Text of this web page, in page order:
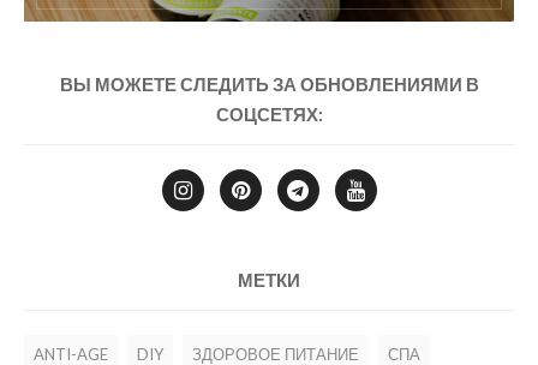
ВЫ МОЖЕТЕ СЛЕДИТЬ ЗА ОБНОВЛЕНИЯМИ В
СОЦСЕТЯХ:
МЕТКИ
ANTI-AGE DIY ЗДОРОВОЕ ПИТАНИЕ СПА